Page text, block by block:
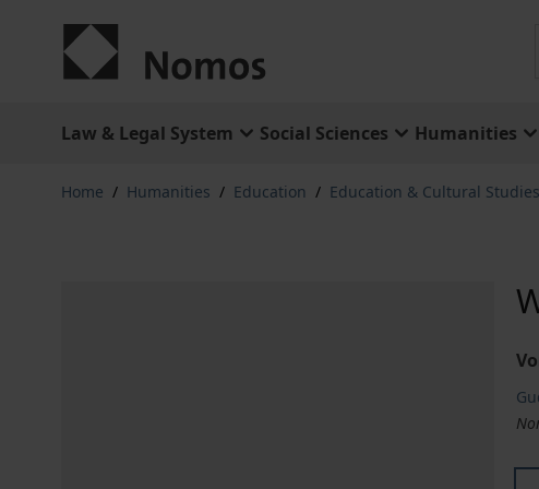
Law & Legal System Social Sciences Humanities
Home / Humanities / Education / Education & Cultural Studies